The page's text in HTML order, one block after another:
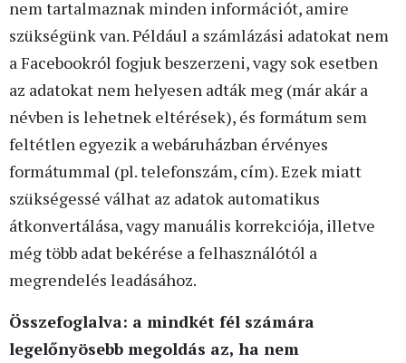
nem tartalmaznak minden információt, amire
szükségünk van. Például a számlázási adatokat nem
a Facebookról fogjuk beszerzeni, vagy sok esetben
az adatokat nem helyesen adták meg (már akár a
névben is lehetnek eltérések), és formátum sem
feltétlen egyezik a webáruházban érvényes
formátummal (pl. telefonszám, cím). Ezek miatt
szükségessé válhat az adatok automatikus
átkonvertálása, vagy manuális korrekciója, illetve
még több adat bekérése a felhasználótól a
megrendelés leadásához.
Összefoglalva: a mindkét fél számára
legelőnyösebb megoldás az, ha nem